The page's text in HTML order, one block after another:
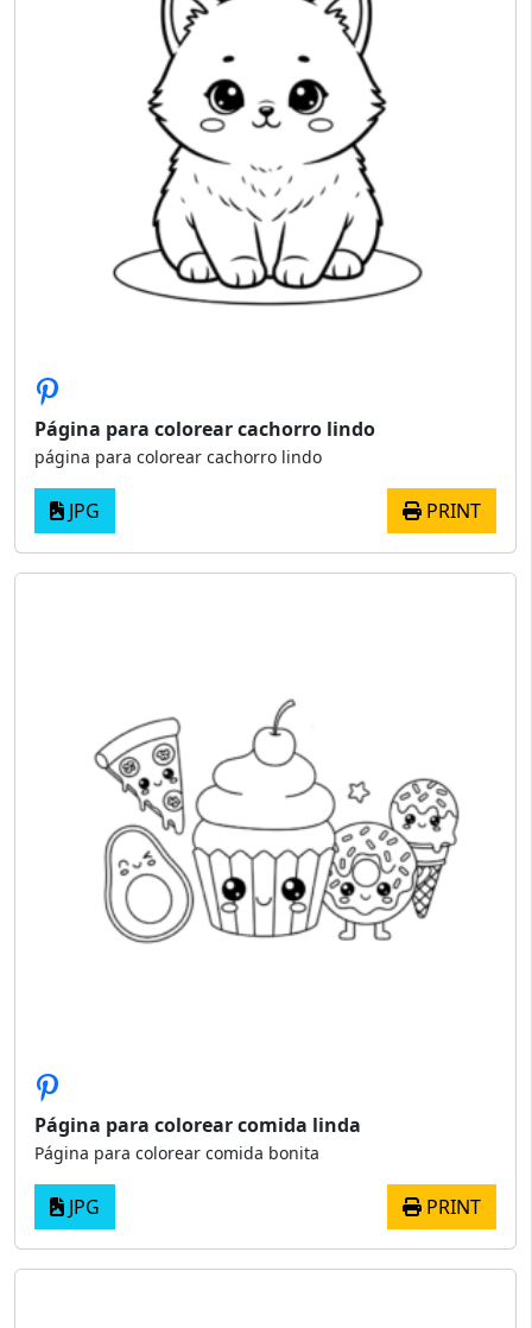
Página para colorear cachorro lindo
página para colorear cachorro lindo
JPG PRINT
Página para colorear comida linda
Página para colorear comida bonita
JPG PRINT